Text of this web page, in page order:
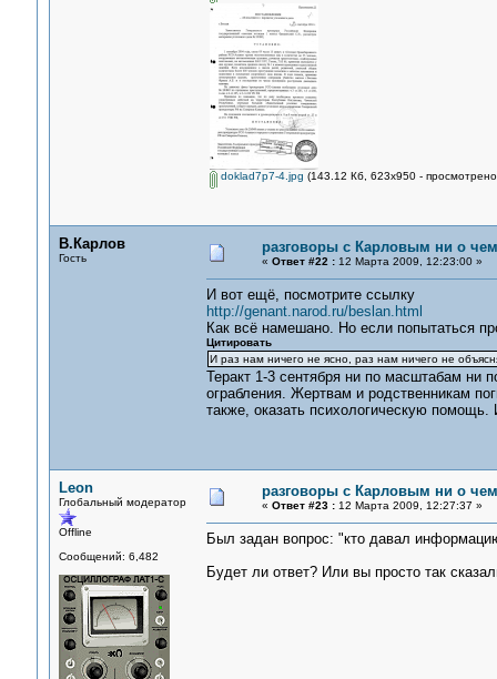
doklad7p7-4.jpg (143.12 Кб, 623x950 -
В.Карлов
Гость
разговоры с Карловым ни о
« Ответ #22 :12 Марта 2009, 12:23:00 »
И вот ещё, посмотрите ссылку
http://genant.narod.ru/beslan.html
Как всё намешано. Но если попытаться
Цитировать
И раз нам ничего не ясно, раз нам ничего не
Теракт 1-3 сентября ни по масштабам ни
ограбления. Жертвам и родственникам
также, оказать психологическую
Leon
Глобальный модератор
Offline
Сообщений: 6,482
разговоры с Карловым ни о
« Ответ #23 :12 Марта 2009, 12:27:37 »
Был задан вопрос: "кто давал
Будет ли ответ? Или вы просто так